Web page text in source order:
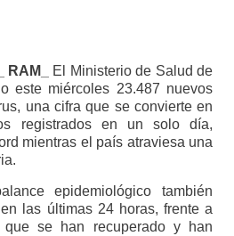
RAM_ El Ministerio de Salud de
este miércoles 23.487 nuevos
una cifra que se convierte en
registrados en un solo día,
mientras el país atraviesa una
epidemiológico también
las últimas 24 horas, frente a
que se han recuperado y han